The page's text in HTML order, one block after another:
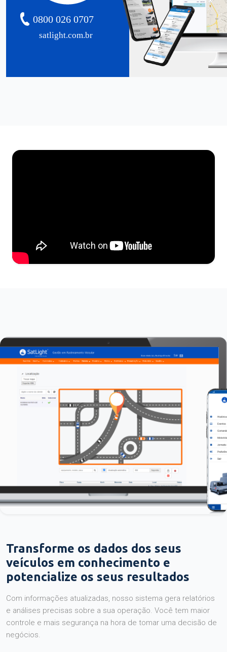
satlight.com.br
0800 026 0707
Transforme os dados dos seus
veículos em conhecimento e
potencialize os seus resultados
Com informações atualizadas, nosso sistema gera relatórios
e análises precisas sobre a sua operação. Você tem maior
controle e mais segurança na hora de tomar uma decisão de
negócios.